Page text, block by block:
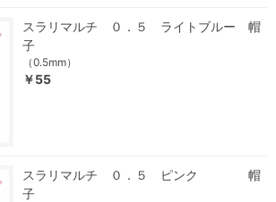
スラリマルチ ０．５ ライトブルー 帽
子
（0.5mm）
￥55
スラリマルチ ０．５ ピンク 帽
子